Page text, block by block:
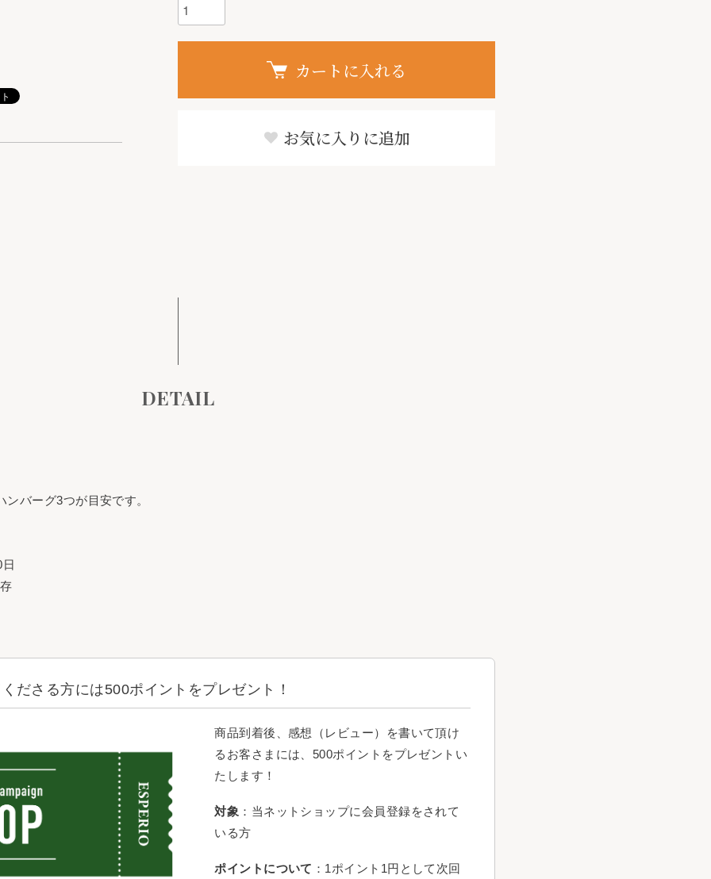
カートに入れる
お気に入りに追加
DETAIL
バーグ3つが目安です。
ださる方には500ポイントをプレゼント！
商品到着後、感想（レビュー）を書いて頂け
るお客さまには、500ポイントをプレゼントい
たします！
対象 ：当ネットショップに会員登録をされて
いる方
ポイントについて ：1ポイント1円として次回